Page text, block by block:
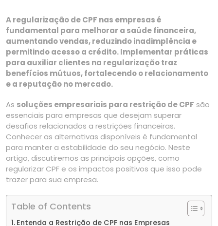
A regularização de CPF nas empresas é
fundamental para melhorar a saúde financeira,
aumentando vendas, reduzindo inadimplência e
permitindo acesso a crédito. Implementar práticas
para auxiliar clientes na regularização traz
benefícios mútuos, fortalecendo o relacionamento
e a reputação no mercado.
As soluções empresariais para restrição de CPF são
essenciais para empresas que desejam superar
desafios relacionados a restrições financeiras.
Conhecer as alternativas disponíveis é fundamental
para manter a estabilidade do seu negócio. Neste
artigo, discutiremos as principais opções, como
regularizar CPF e os impactos positivos que isso pode
trazer para sua empresa.
Table of Contents
Entenda a Restrição de CPF nas Empresas